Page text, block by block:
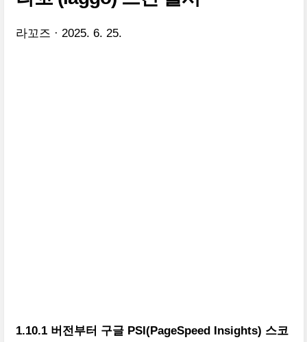
라꼬즈 2025. 6. 25.
1.10.1 버전부터 구글 PSI(PageSpeed Insights) 스코